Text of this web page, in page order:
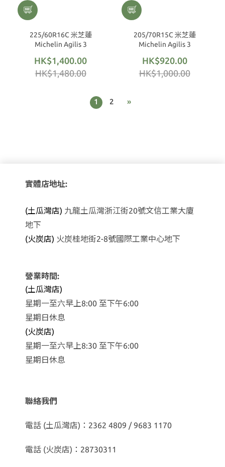
225/60R16C 米芝蓮
Michelin Agilis 3
HK$1,400.00
HK$1,480.00
205/70R15C 米芝蓮
Michelin Agilis 3
HK$920.00
HK$1,000.00
1 2 »
實體店地址:
(土瓜灣店) 九龍土瓜灣浙江街20號文信工業大廈
地下
(火炭店) 火炭桂地街2-8號國際工業中心地下
營業時間:
(土瓜灣店)
星期一至六早上8:00 至下午6:00
星期日休息
(火炭店)
星期一至六早上8:30 至下午6:00
星期日休息
聯絡我們
電話 (土瓜灣店)：2362 4809 / 9683 1170
電話 (火炭店)：28730311